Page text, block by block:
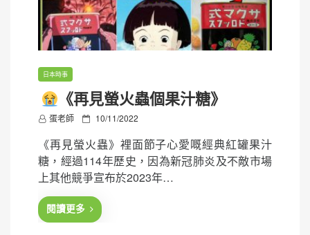
日本時事
《再見螢火蟲個果汁糖》
蛋老師
P
s
e
d
10/11/2022
《再見螢火蟲》裡面節子心愛嘅經典紅罐果汁
糖，經過114年歷史，因為新冠肺炎及不敵市場
上其他競爭宣布於2023年…
閱讀更多